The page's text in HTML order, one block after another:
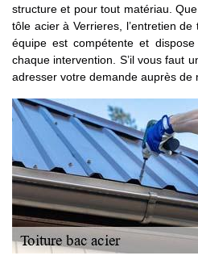
structure et pour tout matériau.
tôle acier à Verrieres, l’entretien
équipe est compétente et
chaque intervention. S’il vous faut
adresser votre demande auprès de